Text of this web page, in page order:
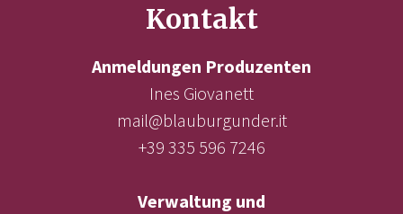
Kontakt
Anmeldungen Produzenten
Ines Giovanett
mail@blauburgunder.it
+39 335 596 7246
Verwaltung und